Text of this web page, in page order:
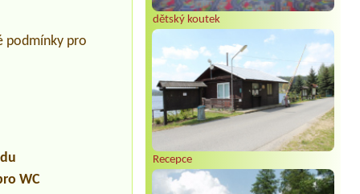
dětský koutek
Recepce
podmínky pro
WC